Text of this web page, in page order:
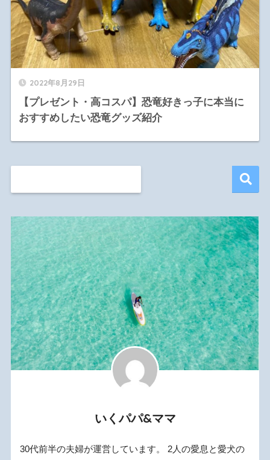
2022年8月29日
【プレゼント・高コスパ】恐竜好きっ子に本当に
おすすめしたい恐竜グッズ紹介
いくパパ&ママ
30代前半の夫婦が運営しています。 2人の愛息と愛犬の